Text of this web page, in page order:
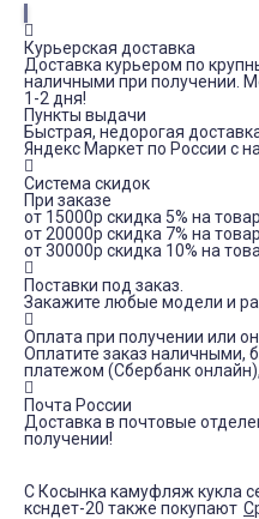
Курьерская доставка
Доставка курьером по
наличными при получении.
1-2 дня!
Пункты выдачи
Быстрая, недорогая
Яндекс Маркет по России с
Система скидок
При заказе
от 15000р скидка 5% на
от 20000р скидка 7% на
от 30000р скидка 10% на
Поставки под заказ.
Закажите любые модели и
Оплата при получении или
Оплатите заказ наличными,
платежом (Сбербанк
Почта России
Доставка в почтовые
получении!
С Косынка камуфляж кукла
ксндет-20 также покупают